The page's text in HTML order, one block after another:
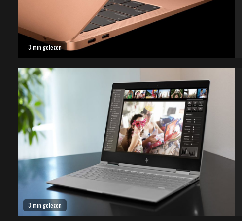
3 min gelezen
3 min gelezen